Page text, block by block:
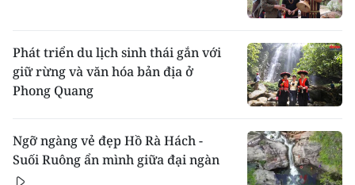
Phát triển du lịch sinh thái gắn với
giữ rừng và văn hóa bản địa ở
Phong Quang
Ngỡ ngàng vẻ đẹp Hồ Rà Hách -
Suối Ruông ẩn mình giữa đại ngàn